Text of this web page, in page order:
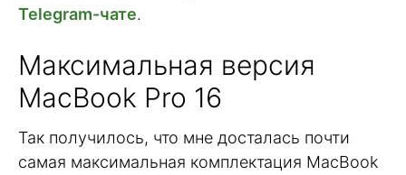
Telegram-чате.
Максимальная версия
MacBook Pro 16
Так получилось, что мне досталась почти
самая максимальная комплектация MacBook